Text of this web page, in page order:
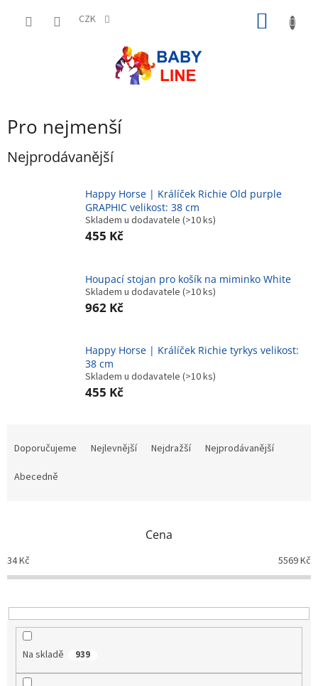
CZK
Pro nejmenší
Nejprodávanější
Happy Horse | Králíček Richie Old purple
GRAPHIC velikost: 38 cm
Skladem u dodavatele (>10 ks)
455 Kč
Houpací stojan pro košík na miminko White
Skladem u dodavatele (>10 ks)
962 Kč
Happy Horse | Králíček Richie tyrkys velikost:
38 cm
Skladem u dodavatele (>10 ks)
455 Kč
o
d
k
t
Doporučujeme Nejlevnější Nejdražší
Nejprodávanější
Abecedně
Cena
34Kč 5569Kč
Na skladě 939